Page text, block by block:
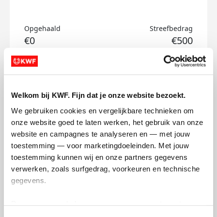
Welkom bij KWF. Fijn dat je onze website bezoekt.
We gebruiken cookies en vergelijkbare technieken om
onze website goed te laten werken, het gebruik van onze
website en campagnes te analyseren en — met jouw
toestemming — voor marketingdoeleinden. Met jouw
toestemming kunnen wij en onze partners gegevens
verwerken, zoals surfgedrag, voorkeuren en technische
gegevens.
Opgehaald
€0
Streefbedrag
€500
Doneer
Hanna's badges